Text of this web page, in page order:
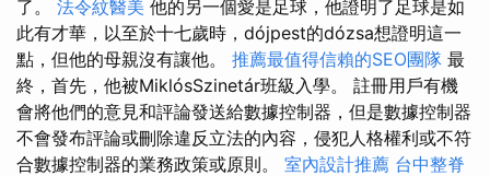
了。 法令紋醫美 他的另一個愛是足球，他證明了足球是如
此有才華，以至於十七歲時，dójpest的dózsa想證明這一
點，但他的母親沒有讓他。 推薦最值得信賴的SEO團隊 最
終，首先，他被MiklósSzinetár班級入學。 註冊用戶有機
會將他們的意見和評論發送給數據控制器，但是數據控制器
不會發布評論或刪除違反立法的內容，侵犯人格權利或不符
合數據控制器的業務政策或原則。 室內設計推薦 台中整脊